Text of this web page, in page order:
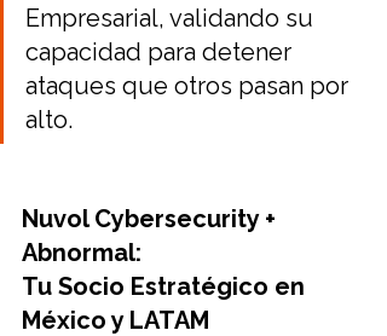
Empresarial, validando su
capacidad para detener
ataques que otros pasan por
alto.
Nuvol Cybersecurity +
Abnormal:
Tu Socio Estratégico en
México y LATAM